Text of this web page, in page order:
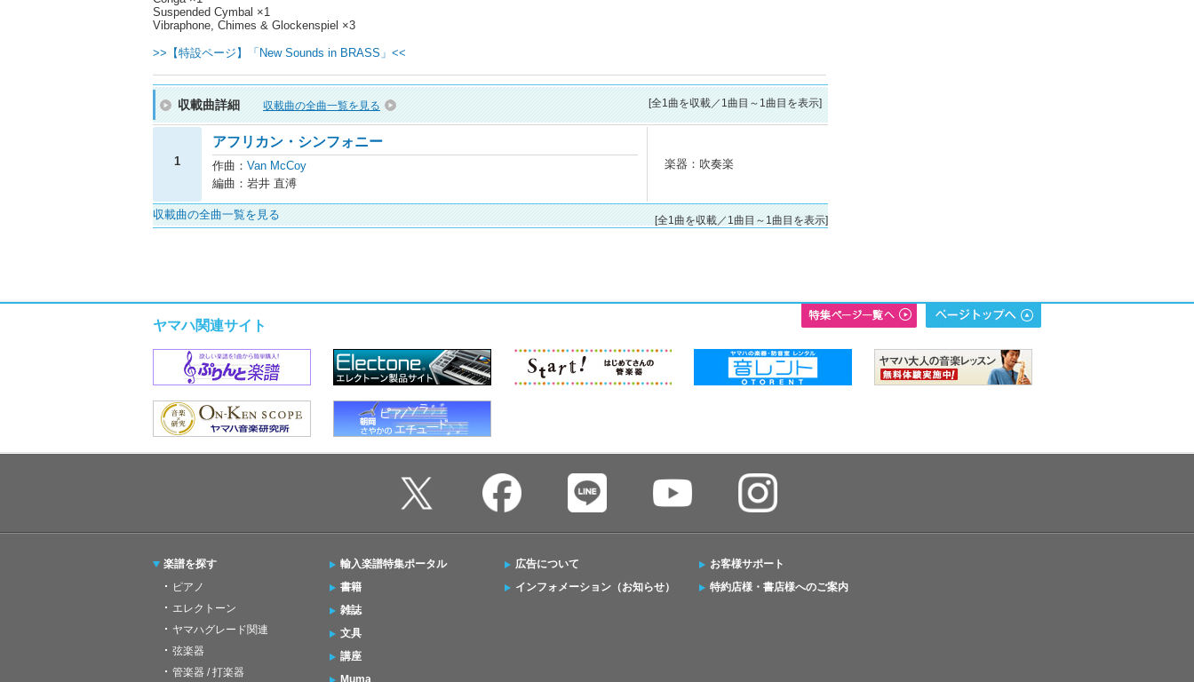
Suspended Cymbal ×1
Vibraphone, Chimes & Glockenspiel ×3
>>【特設ページ】「New Sounds in BRASS」<<
収載曲詳細 収載曲の全曲一覧を見る [全1曲を収載／1曲目～1曲目を表示]
1
アフリカン・シンフォニー
作曲： Van McCoy
編曲：岩井 直溥
楽器：吹奏楽
収載曲の全曲一覧を見る [全1曲を収載／1曲目～1曲目を表示]
ヤマハ関連サイト
楽譜を探す
ピアノ
エレクトーン
ヤマハグレード関連
弦楽器
管楽器 / 打楽器
輸入楽譜特集ポータル
書籍
雑誌
文具
講座
Muma
広告について
インフォメーション（お知らせ）
お客様サポート
特約店様・書店様へのご案内